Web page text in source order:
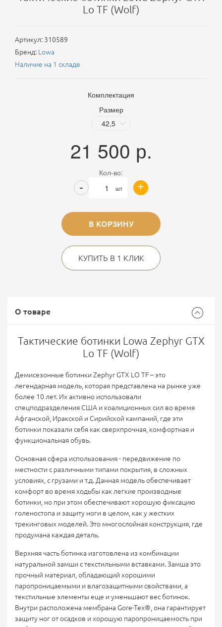
Lo TF (Wolf)
Артикул: 310589
Бренд: Lowa
Наличие на 1 складе
Комплектация
Размер
21 500 р.
Кол-во:
шт +
-
В КОРЗИНУ
КУПИТЬ В 1 КЛИК
О товаре
Тактические ботинки Lowa Zephyr GTX
Lo TF (Wolf)
Демисезонные ботинки Zephyr GTX LO TF – это
легендарная модель, которая представлена на рынке уже
более 10 лет. Их активно использовали
спецподразделения США и коалиционных сил во время
Афганской, Иракской и Сирийской кампаний, где эти
ботинки показали себя как сверхпрочная, комфортная и
функциональная обувь.
Основная сфера использования - передвижение по
местности с различными типами покрытия, в сложных
условиях, с грузами и т.д. Данная модель обеспечивает
комфорт во время ходьбы как легкие производные
ботинки, но при этом обеспечивают хорошую фиксацию
голеностопа и защиту ноги в целом, как у жестких
трекинговых моделей. Это многослойная конструкция, где
продумана каждая деталь.
Верхняя часть ботинка изготовлена из комбинации
натуральной замши с текстильными вставками. Замша это
прочный материал, обладающий хорошими
паропроницаемыми и влагозащитными свойствами, а
текстильные элементы еще и уменьшают вес ботинок.
Внутри расположена мембрана Gore-Tex®, она гарантирует
защиту ног от осадков и хорошую паропроницаемость при